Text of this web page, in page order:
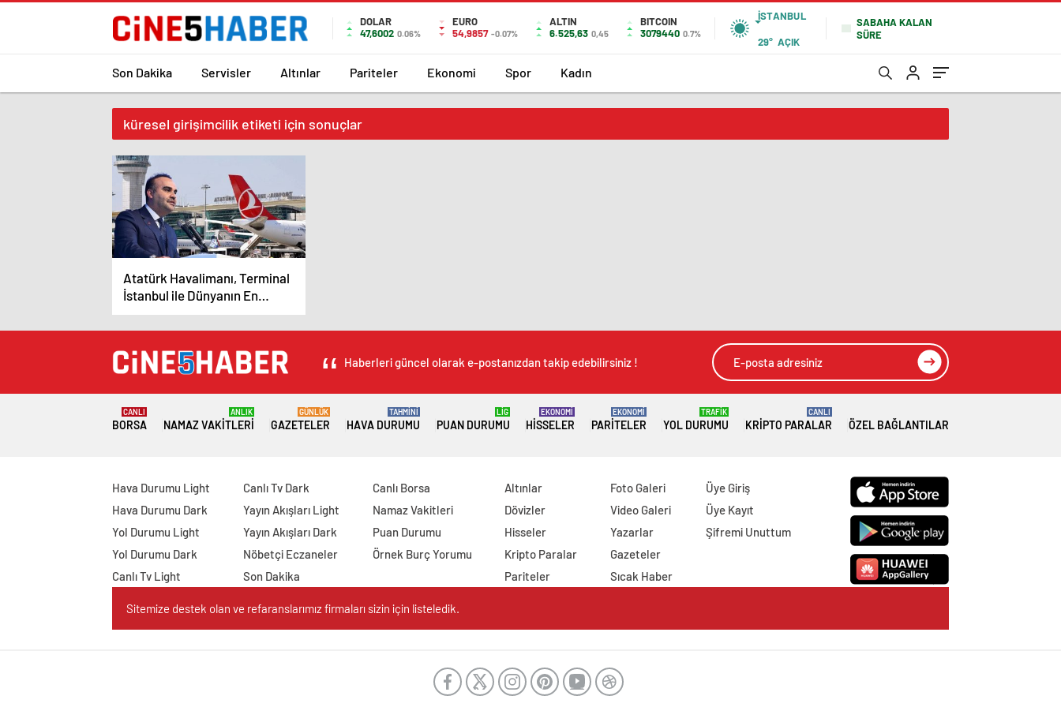
DOLAR
47,6002 0.06%
EURO
54,9857 -0.07%
ALTIN
6.525,63 0,45
BITCOIN
3079440 0.7%
İSTANBUL
29° AÇIK
SABAHA KALAN
SÜRE
Son Dakika Servisler Altınlar Pariteler Ekonomi Spor Kadın
küresel girişimcilik etiketi için sonuçlar
Atatürk Havalimanı, Terminal
İstanbul ile Dünyanın En
Büyük Teknoloji Girişimcilik
Merkezine Dönüşüyor
Haberleri güncel olarak e-postanızdan takip edebilirsiniz !
BORSA
CANLI
NAMAZ VAKITLERI
ANLIK
GAZETELER
GÜNLÜK
HAVA DURUMU
TAHMİNİ
PUAN DURUMU
LİG
HISSELER
EKONOMİ
PARITELER
EKONOMİ
YOL DURUMU
TRAFİK
KRIPTO PARALAR
CANLI
ÖZEL BAĞLANTILAR
Hava Durumu Light
Hava Durumu Dark
Yol Durumu Light
Yol Durumu Dark
Canlı Tv Light
Canlı Tv Dark
Yayın Akışları Light
Yayın Akışları Dark
Nöbetçi Eczaneler
Son Dakika
Canlı Borsa
Namaz Vakitleri
Puan Durumu
Örnek Burç Yorumu
Altınlar
Dövizler
Hisseler
Kripto Paralar
Pariteler
Foto Galeri
Video Galeri
Yazarlar
Gazeteler
Sıcak Haber
Üye Giriş
Üye Kayıt
Şifremi Unuttum
Sitemize destek olan ve refaranslarımız firmaları sizin için listeledik.